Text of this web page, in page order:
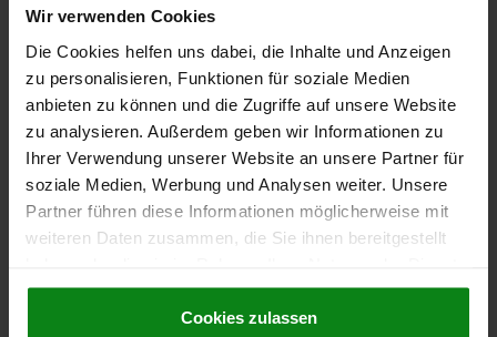
Wir verwenden Cookies
Die Cookies helfen uns dabei, die Inhalte und Anzeigen
zu personalisieren, Funktionen für soziale Medien
anbieten zu können und die Zugriffe auf unsere Website
zu analysieren. Außerdem geben wir Informationen zu
Ihrer Verwendung unserer Website an unsere Partner für
soziale Medien, Werbung und Analysen weiter. Unsere
Partner führen diese Informationen möglicherweise mit
weiteren Daten zusammen, die Sie ihnen bereitgestellt
gesammelt haben.Cookie Richtlinien
Datenschutz|AGB
Cookies zulassen
POUSSOIR LAT. RESS., STANDARD SANS TÊTE
D'APPUI, FORME:A SANS JOINT D=10, L1=7,5,
ALUMINIUM, COMP:ACIER
DIAMÈTRE EXTÉRIEUR=10 LONGUEUR=7,5 FORME=A
D1=M4
D2=10 LONGUEUR=12 S=2 F ENV. N=100
Référence:03332-31068